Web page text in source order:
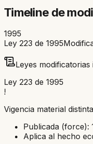
Timeline de
1995
Ley 223 de 1995
Leyes modificatorias
Ley 223 de 1995
!
Vigencia material
Publicada (force):
Aplica al hecho